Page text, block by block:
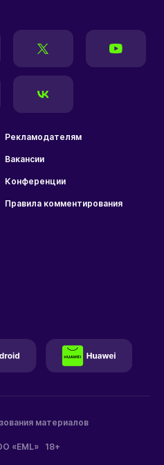
Рекламодателям
Вакансии
Конференции
Правила комментирования
«EML» 18+
материалов